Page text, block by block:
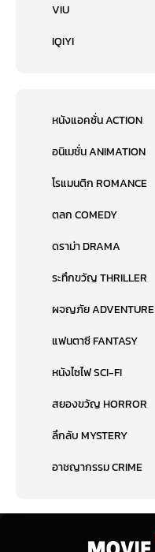
VIU
IQIYI
หนังแอคชั่น ACTION
อนิเมชั่น ANIMATION
โรแมนติก ROMANCE
ตลก COMEDY
ดราม่า DRAMA
ระทึกขวัญ THRILLER
ผจญภัย ADVENTURE
แฟนตาซี FANTASY
หนังไซไฟ SCI-FI
สยองขวัญ HORROR
ลึกลับ MYSTERY
อาชญากรรม CRIME